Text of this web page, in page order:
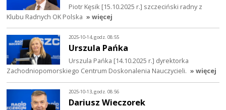
Piotr Kęsik [15.10.2025 r.] szczeciński radny z
Klubu Radnych OK Polska » więcej
2025-10-14, godz. 08:55
Urszula Pańka
Urszula Pańka [14.10.2025 r.] dyrektorka
Zachodniopomorskiego Centrum Doskonalenia Nauczycieli. » więcej
2025-10-13, godz. 08:56
Dariusz Wieczorek